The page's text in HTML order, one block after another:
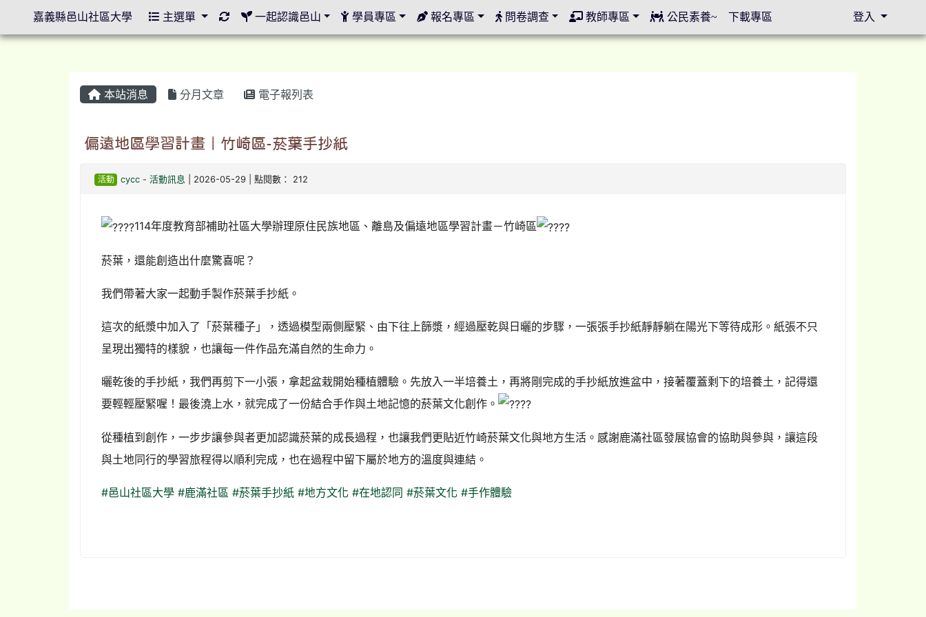
本站消息 分月文章 電子報列表
偏遠地區學習計畫｜竹崎區-菸葉手抄紙
活動 cycc -活動訊息 | 2026-05-29 | 點閱數： 212
114年度教育部補助社區大學辦理原住民族地區、離島及偏遠地區學習計畫－竹崎區
菸葉，還能創造出什麼驚喜呢？
我們帶著大家一起動手製作菸葉手抄紙。
這次的紙漿中加入了「菸葉種子」，透過模型兩側壓緊、由下往上篩漿，經過壓乾與日曬的步驟，一張張手抄紙靜靜躺在陽光下等待成形。紙張不只
呈現出獨特的樣貌，也讓每一件作品充滿自然的生命力。
曬乾後的手抄紙，我們再剪下一小張，拿起盆栽開始種植體驗。先放入一半培養土，再將剛完成的手抄紙放進盆中，接著覆蓋剩下的培養土，記得還
要輕輕壓緊喔！最後澆上水，就完成了一份結合手作與土地記憶的菸葉文化創作。
從種植到創作，一步步讓參與者更加認識菸葉的成長過程，也讓我們更貼近竹崎菸葉文化與地方生活。感謝鹿滿社區發展協會的協助與參與，讓這段
與土地同行的學習旅程得以順利完成，也在過程中留下屬於地方的溫度與連結。
#邑山社區大學 #鹿滿社區 #菸葉手抄紙 #地方文化 #在地認同 #菸葉文化 #手作體驗
嘉義縣邑山社區大學 主選單 重新取得佈景設定
一起認識邑山 學員專區 報名專區 問卷調查 教師專區 公民素養~ 下載專區 登入